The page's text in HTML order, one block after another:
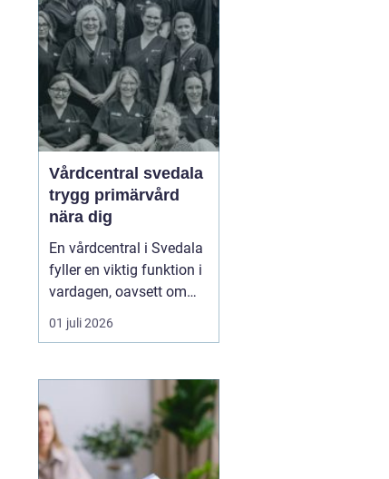
avståndet kä...
Vårdcentral svedala
trygg primärvård
nära dig
En vårdcentral i Svedala
fyller en viktig funktion i
vardagen, oavsett om
det handlar om akuta
infektioner, långvariga
kring barnhälsa och
graviditet. När vården
samlas under ett tak blir
vägen mellan olika
mottagningar kortare...
01 juli 2026